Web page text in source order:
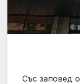
Със заповед